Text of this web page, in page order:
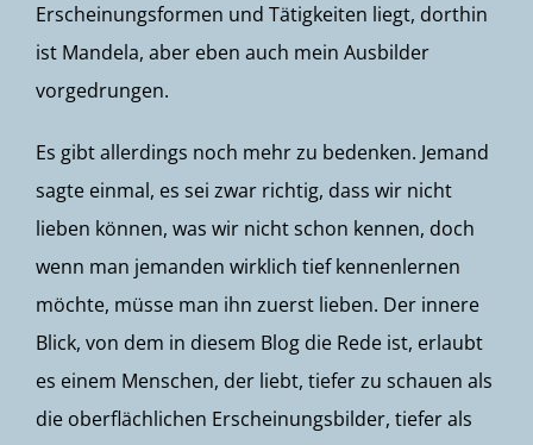
Erscheinungsformen und Tätigkeiten liegt, dorthin
ist Mandela, aber eben auch mein Ausbilder
vorgedrungen.
Es gibt allerdings noch mehr zu bedenken. Jemand
sagte einmal, es sei zwar richtig, dass wir nicht
lieben können, was wir nicht schon kennen, doch
wenn man jemanden wirklich tief kennenlernen
möchte, müsse man ihn zuerst lieben. Der innere
Blick, von dem in diesem Blog die Rede ist, erlaubt
es einem Menschen, der liebt, tiefer zu schauen als
die oberflächlichen Erscheinungsbilder, tiefer als